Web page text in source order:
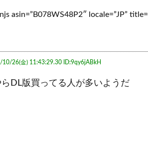
asin=”B078WS48P2″ locale=”JP”
10/26(金) 11:43:29.30 ID:9qy6jABkH
らDL版買ってる人が多いようだ